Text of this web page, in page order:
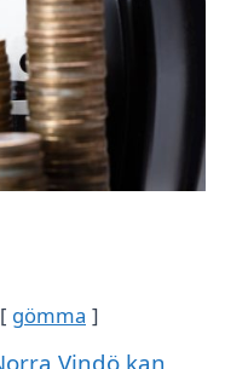
gömma
Vindö kan